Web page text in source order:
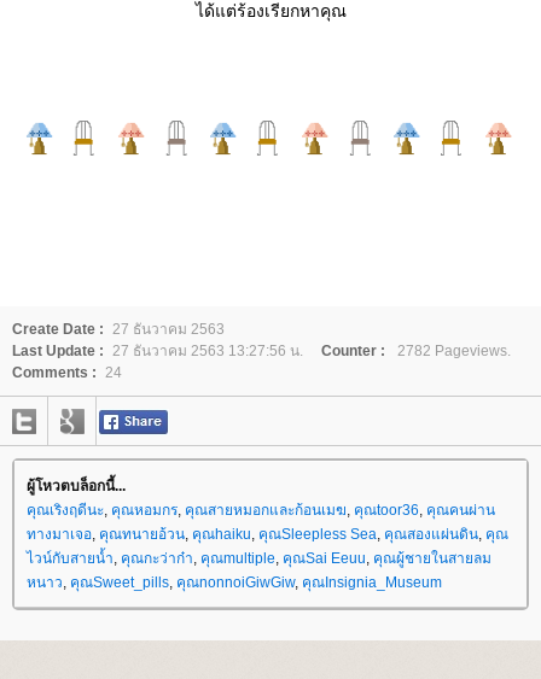
ได้แต่ร้องเรียกหาคุณ
Create Date : 27 ธันวาคม 2563
Last Update : 27 ธันวาคม 2563 13:27:56 น. Counter :
2782 Pageviews.
Comments : 24
ผู้โหวตบล็อกนี้...
คุณเริงฤดีนะ, คุณหอมกร, คุณสายหมอกและก้อนเมฆ, คุณtoor36, คุณคนผ่าน
ทางมาเจอ, คุณทนายอ้วน, คุณhaiku, คุณSleepless Sea, คุณสองแผ่นดิน, คุณ
ไวน์กับสายน้ำ, คุณกะว่าก๋า, คุณmultiple, คุณSai Eeuu, คุณผู้ชายในสายลม
หนาว, คุณSweet_pills, คุณnonnoiGiwGiw, คุณInsignia_Museum